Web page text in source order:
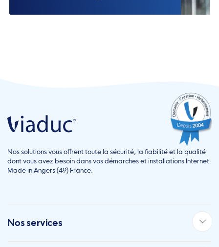
Nos solutions vous offrent toute la sécurité, la fiabilité et la qualité
dont vous avez besoin dans vos démarches et installations Internet.
Made in Angers (49) France.
Nos services